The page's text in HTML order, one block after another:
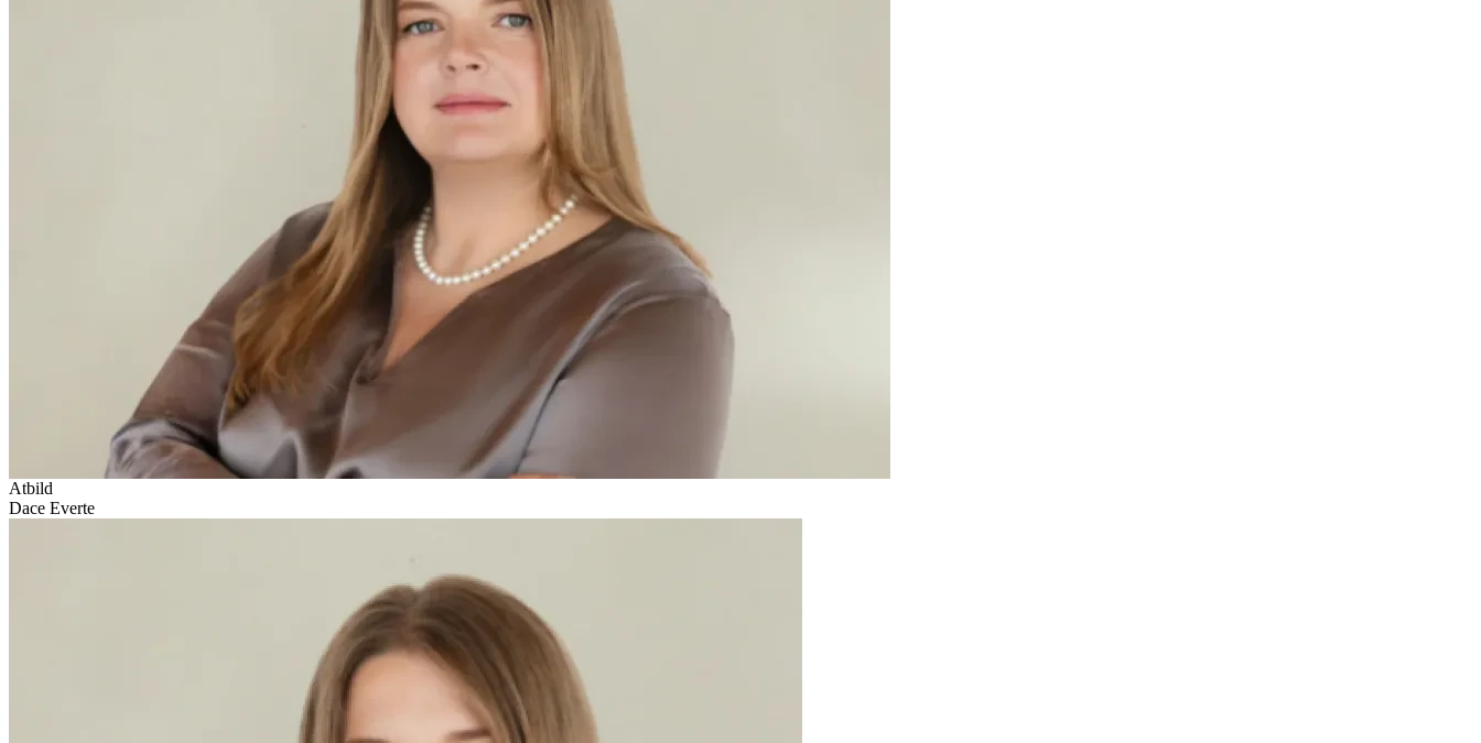
Atbild
Dace Everte